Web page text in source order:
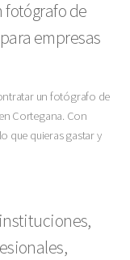
de
empresas
un fotógrafo de
Cortegana. Con
que quieras gastar y